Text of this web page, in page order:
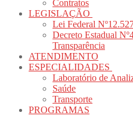
Contratos
LEGISLAÇÃO
Lei Federal
Decreto Estadual
Transparência
ATENDIMENTO
ESPECIALIDADES
Laboratório de
Saúde
Transporte
PROGRAMAS